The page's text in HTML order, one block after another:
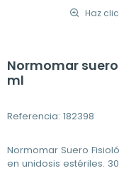
Haz
Normomar
ml
Referencia: 182398
Normomar Suero
en unidosis estériles.